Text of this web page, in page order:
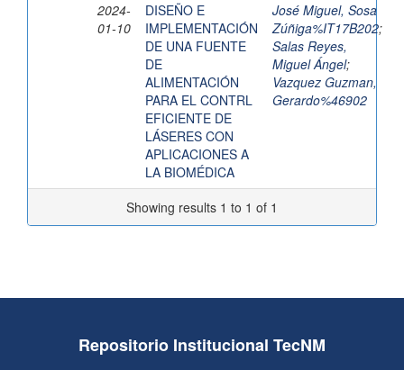
2024-
01-10
DISEÑO E
IMPLEMENTACIÓN
DE UNA FUENTE
DE
ALIMENTACIÓN
PARA EL CONTRL
EFICIENTE DE
LÁSERES CON
APLICACIONES A
LA BIOMÉDICA
José Miguel, Sosa
Zúñiga%IT17B202;
Salas Reyes,
Miguel Ángel;
Vazquez Guzman,
Gerardo%46902
Showing results 1 to 1 of 1
Repositorio Institucional TecNM